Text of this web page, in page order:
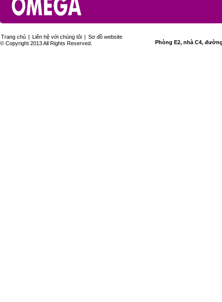
Trang chủ | Liên hệ với chúng tôi | Sơ đồ website
© Copyright 2013 All Rights Reserved.
Phòng E2, nhà C4,